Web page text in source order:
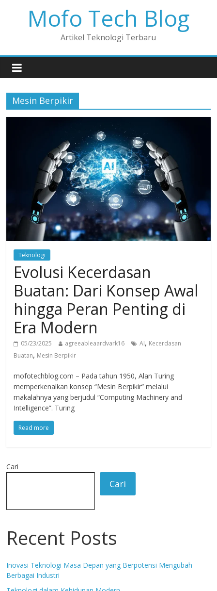
Mofo Tech Blog
Artikel Teknologi Terbaru
Mesin Berpikir
Teknologi
Evolusi Kecerdasan
Buatan: Dari Konsep Awal
hingga Peran Penting di
Era Modern
05/23/2025 agreeableaardvark16 AI, Kecerdasan
Buatan, Mesin Berpikir
mofotechblog.com – Pada tahun 1950, Alan Turing
memperkenalkan konsep “Mesin Berpikir” melalui
makalahnya yang berjudul “Computing Machinery and
Intelligence”. Turing
Read more
Cari
Cari
Recent Posts
Inovasi Teknologi Masa Depan yang Berpotensi Mengubah
Berbagai Industri